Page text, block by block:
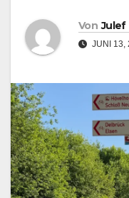
Von Julef
JUNI 13,